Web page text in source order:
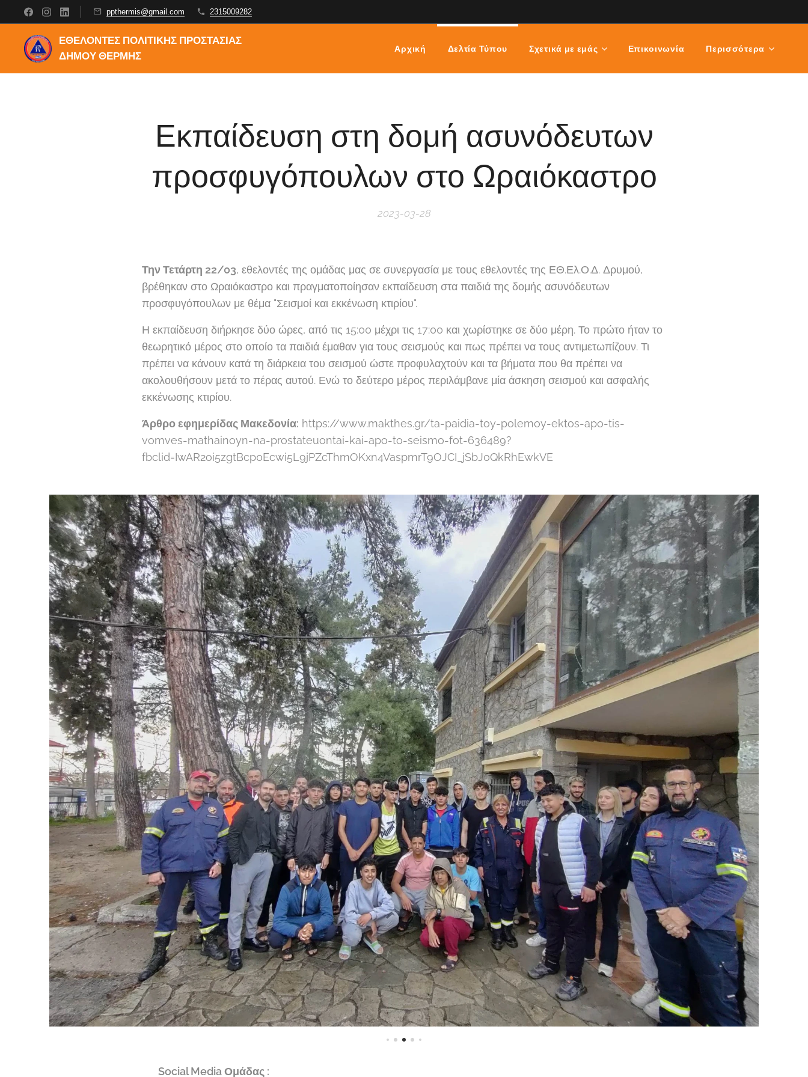
ppthermis@gmail.com 2315009282
ΕΘΕΛΟΝΤΕΣ ΠΟΛΙΤΙΚΗΣ ΠΡΟΣΤΑΣΙΑΣ
ΔΗΜΟΥ ΘΕΡΜΗΣ
Αρχική Δελτία Τύπου Σχετικά με εμάς Επικοινωνία Περισσότερα
Εκπαίδευση στη δομή ασυνόδευτων
προσφυγόπουλων στο Ωραιόκαστρο
2023-03-28
Την Τετάρτη 22/03, εθελοντές της ομάδας μας σε συνεργασία με τους εθελοντές της ΕΘ.Ελ.Ο.Δ. Δρυμού,
βρέθηκαν στο Ωραιόκαστρο και πραγματοποίησαν εκπαίδευση στα παιδιά της δομής ασυνόδευτων
προσφυγόπουλων με θέμα "Σεισμοί και εκκένωση κτιρίου".
Η εκπαίδευση διήρκησε δύο ώρες, από τις 15:00 μέχρι τις 17:00 και χωρίστηκε σε δύο μέρη. Το πρώτο ήταν το
θεωρητικό μέρος στο οποίο τα παιδιά έμαθαν για τους σεισμούς και πως πρέπει να τους αντιμετωπίζουν. Τι
πρέπει να κάνουν κατά τη διάρκεια του σεισμού ώστε προφυλαχτούν και τα βήματα που θα πρέπει να
ακολουθήσουν μετά το πέρας αυτού. Ενώ το δεύτερο μέρος περιλάμβανε μία άσκηση σεισμού και ασφαλής
εκκένωσης κτιρίου.
Άρθρο εφημερίδας Μακεδονία: https://www.makthes.gr/ta-paidia-toy-polemoy-ektos-apo-tis-
vomves-mathainoyn-na-prostateuontai-kai-apo-to-seismo-fot-636489?
fbclid=IwAR2oi5zgtBcp0Ecwi5L9jPZcThmOKxn4VaspmrT9OJCI_jSbJ0QkRhEwkVE
Social Media Ομάδας :